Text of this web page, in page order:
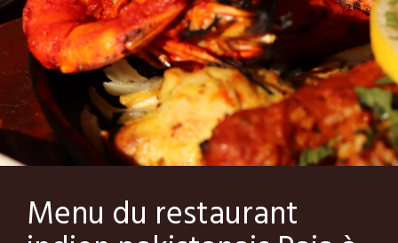
Menu du restaurant